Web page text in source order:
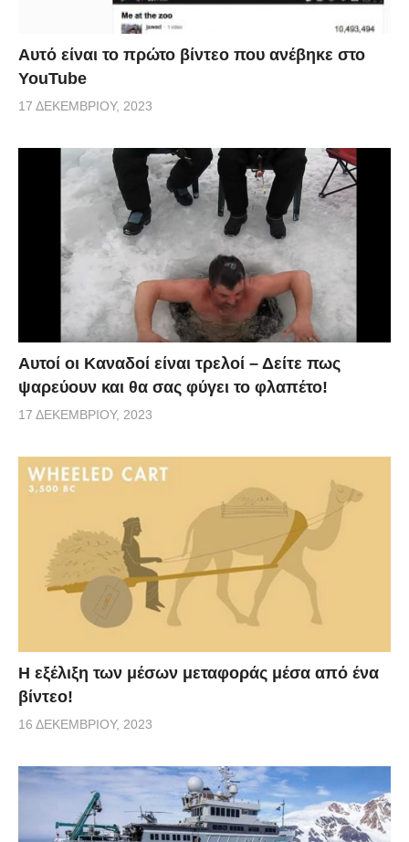
Αυτό είναι το πρώτο βίντεο που ανέβηκε στο
YouTube
17 ΔΕΚΕΜΒΡΊΟΥ, 2023
Αυτοί οι Καναδοί είναι τρελοί – Δείτε πως
ψαρεύουν και θα σας φύγει το φλαπέτο!
17 ΔΕΚΕΜΒΡΊΟΥ, 2023
Η εξέλιξη των μέσων μεταφοράς μέσα από ένα
βίντεο!
16 ΔΕΚΕΜΒΡΊΟΥ, 2023